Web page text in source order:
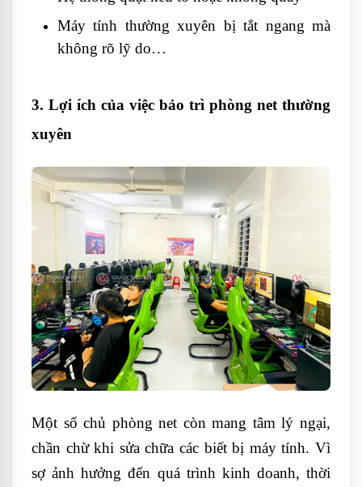
Máy tính thường xuyên bị tắt ngang mà
không rõ lỹ do…
3. Lợi ích của việc bảo trì phòng net thường
xuyên
Một số chủ phòng net còn mang tâm lý ngại,
chần chừ khi sửa chữa các biết bị máy tính. Vì
sợ ảnh hưởng đến quá trình kinh doanh, thời